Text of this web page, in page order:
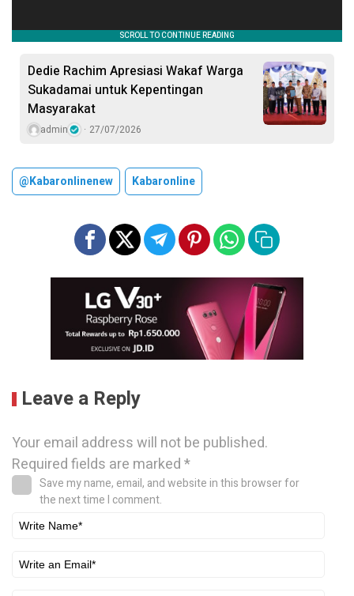
Dedie Rachim Apresiasi Wakaf Warga
Sukadamai untuk Kepentingan
Masyarakat
admin 27/07/2026
@kabaronlinenew Kabaronline
Leave a Reply
Your email address will not be published.
Required fields are marked*
Save my name, email, and website in this browser for
the next time I comment.